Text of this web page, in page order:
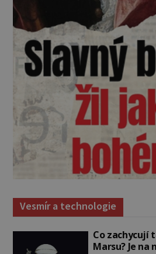
Vesmír a technologie
Co zachycují
Marsu? Je na